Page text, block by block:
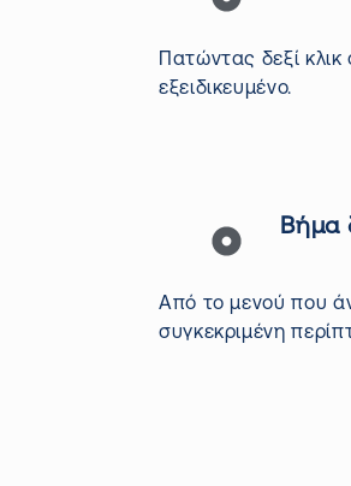
Πατώντας δεξί κλικ
εξειδικευμένο.
Βήμα
Από το μενού που
συγκεκριμένη